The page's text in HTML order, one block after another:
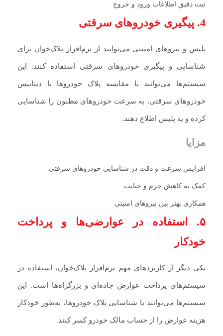
ثبت دقیق اطلاعات ورود و خروج
4. پیگیری خودروهای سرقتی
پلیس و نیروهای امنیتی می‌توانند از نرم‌افزار پلاک‌خوان برای
شناسایی و پیگیری خودروهای سرقتی استفاده کنند. این
سیستم‌ها می‌توانند با مقایسه پلاک خودروها با دیتابیس
خودروهای سرقتی، به سرعت خودروهای مظنون را شناسایی
کرده و به پلیس اطلاع دهند.
مزایا
افزایش سرعت و دقت در شناسایی خودروهای سرقتی
کمک به کاهش جرم و جنایت
همکاری بهتر بین نیروهای امنیتی
۵. استفاده در عوارضی‌ها و پرداخت
خودکار
یکی دیگر از کاربردهای مهم نرم‌افزار پلاک‌خوان، استفاده در
سیستم‌های پرداخت عوارض جاده‌ای و بزرگراه‌ها است. این
سیستم‌ها می‌توانند با شناسایی پلاک خودروها، به‌طور خودکار
هزینه عوارض را از حساب مالک خودرو کسر کنند.